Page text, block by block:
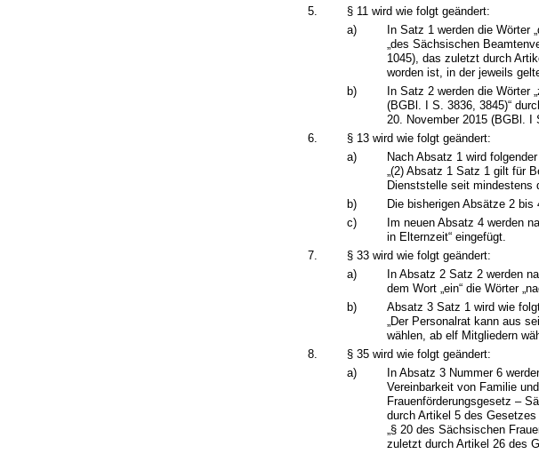
5.
§ 11 wird wie folgt geändert:
a)
In Satz 1 werden die Wörter
„des Sächsischen
1045), das zuletzt durch
worden ist, in der jeweils
b)
In Satz 2 werden die Wörter
(BGBl. I S. 3836, 3845)“
20. November 2015 (BGBl. I
6.
§ 13 wird wie folgt geändert:
a)
Nach Absatz 1 wird
„(2) Absatz 1 Satz 1 gilt für
Dienststelle seit mindestens
b)
Die bisherigen Absätze 2 bis
c)
Im neuen Absatz 4 werden
in Elternzeit“ eingefügt.
7.
§ 33 wird wie folgt geändert:
a)
In Absatz 2 Satz 2 werden
dem Wort „ein“ die Wörter
b)
Absatz 3 Satz 1 wird wie
„Der Personalrat kann aus
wählen, ab elf Mitgliedern
8.
§ 35 wird wie folgt geändert:
a)
In Absatz 3 Nummer 6
Vereinbarkeit von Familie
Frauenförderungsgesetz –
durch Artikel 5 des
„§ 20 des Sächsischen
zuletzt durch Artikel 26 des